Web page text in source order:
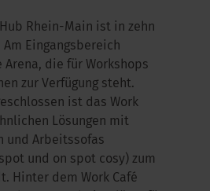
Rhein-Main ist in zehn
Eingangsbereich
die für Workshops
zur Verfügung steht.
ist das Work
Lösungen mit
und Arbeitssofas
und on spot cosy) zum
Hinter dem Work Café